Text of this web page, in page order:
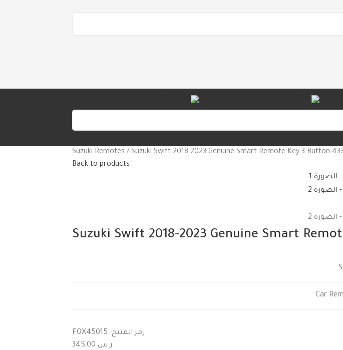
Suzuki Remotes
Suzuki Swift 2018-2023 Genuine Smart Remote Key 3 Button
Back to products
Suzuki Swift 2018-2023 Genuine Smart
Car
رمز المنتج: FOX45015
ر.س